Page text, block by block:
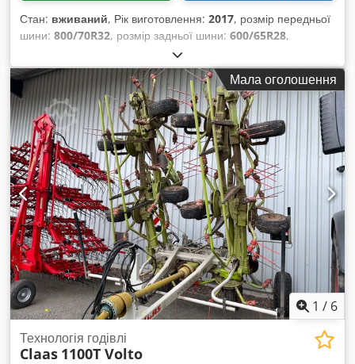
Стан: вживаний, Рік виготовлення: 2017, розмір передньої
шини: 800/70R32, розмір задньої шини: 600/65R28,
Мала оголошення
1 / 6
Технологія годівлі
Claas 1100T Volto